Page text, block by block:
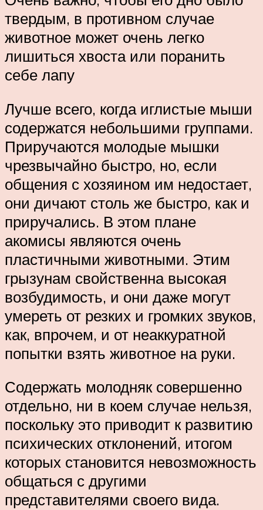
твердым, в противном случае
животное может очень легко
лишиться хвоста или поранить
себе лапу
Лучше всего, когда иглистые мыши
содержатся небольшими группами.
Приручаются молодые мышки
чрезвычайно быстро, но, если
общения с хозяином им недостает,
они дичают столь же быстро, как и
приручались. В этом плане
акомисы являются очень
пластичными животными. Этим
грызунам свойственна высокая
возбудимость, и они даже могут
умереть от резких и громких звуков,
как, впрочем, и от неаккуратной
попытки взять животное на руки.
Содержать молодняк совершенно
отдельно, ни в коем случае нельзя,
поскольку это приводит к развитию
психических отклонений, итогом
которых становится невозможность
общаться с другими
представителями своего вида.